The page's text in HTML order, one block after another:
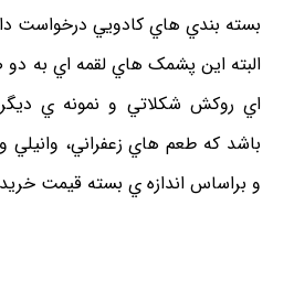
بسته بندي هاي کادويي درخواست
البته اين پشمک هاي لقمه اي به دو
اي روکش شکلاتي و نمونه ي
باشد که طعم هاي زعفراني، وانيلي
و براساس اندازه ي بسته قيمت